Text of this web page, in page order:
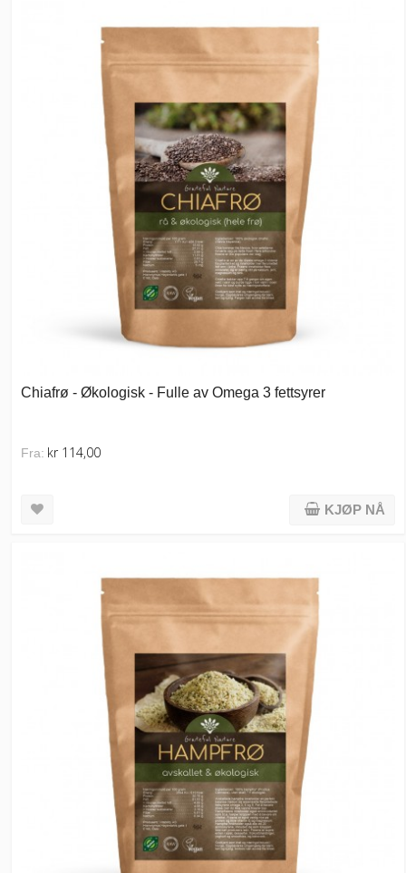
Chiafrø - Økologisk - Fulle av Omega 3 fettsyrer
Fra: kr 114,00
KJØP NÅ